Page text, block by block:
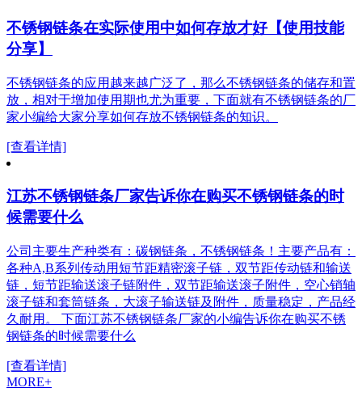
不锈钢链条在实际使用中如何存放才好【使用技能
分享】
不锈钢链条的应用越来越广泛了，那么不锈钢链条的储存和置
放，相对于增加使用期也尤为重要，下面就有不锈钢链条的厂
家小编给大家分享如何存放不锈钢链条的知识。
[查看详情]
江苏不锈钢链条厂家告诉你在购买不锈钢链条的时
候需要什么
公司主要生产种类有：碳钢链条，不锈钢链条！主要产品有：
各种A,B系列传动用短节距精密滚子链，双节距传动链和输送
链，短节距输送滚子链附件，双节距输送滚子附件，空心销轴
滚子链和套筒链条，大滚子输送链及附件，质量稳定，产品经
久耐用。 下面江苏不锈钢链条厂家的小编告诉你在购买不锈
钢链条的时候需要什么
[查看详情]
MORE+